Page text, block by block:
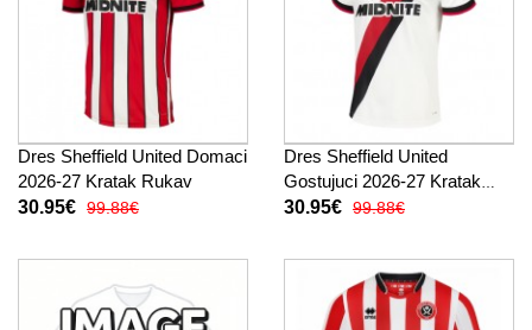
Dres Sheffield United Domaci
2026-27 Kratak Rukav
30.95€ 99.88€
Dres Sheffield United
Gostujuci 2026-27 Kratak
Rukav
30.95€ 99.88€